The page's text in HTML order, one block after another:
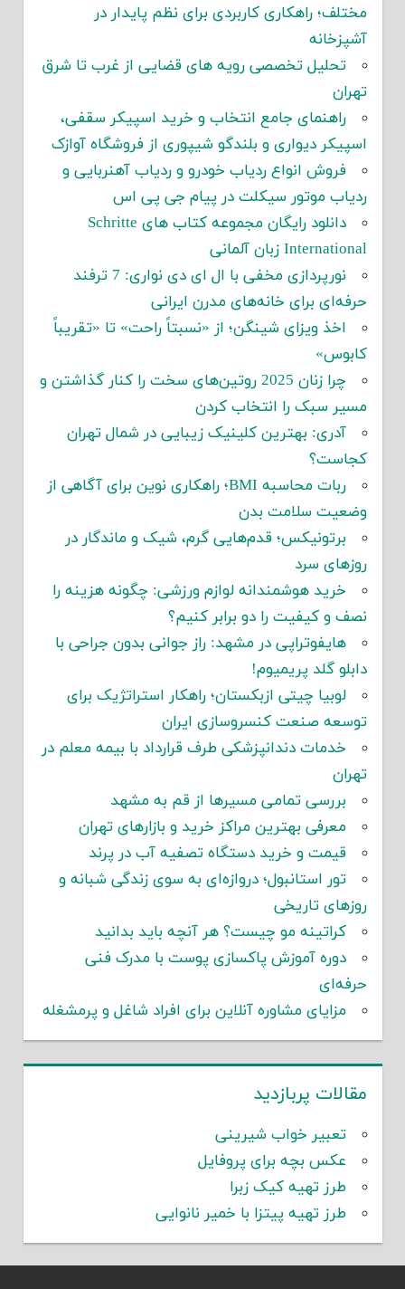
مختلف؛ راهکاری کاربردی برای نظم پایدار در
آشپزخانه
تحلیل تخصصی رویه های قضایی از غرب تا شرق
تهران
راهنمای جامع انتخاب و خرید اسپیکر سقفی،
اسپیکر دیواری و بلندگو شیپوری از فروشگاه آوازک
فروش انواع ردیاب خودرو و ردیاب آهنربایی و
ردیاب موتور سیکلت در پیام جی پی اس
دانلود رایگان مجموعه کتاب های Schritte
International زبان آلمانی
نورپردازی مخفی با ال ای دی نواری: 7 ترفند
حرفه‌ای برای خانه‌های مدرن ایرانی
اخذ ویزای شینگن؛ از «نسبتاً راحت» تا «تقریباً
کابوس»
چرا زنان 2025 روتین‌های سخت را کنار گذاشتن و
مسیر سبک را انتخاب کردن
آدری: بهترین کلینیک زیبایی در شمال تهران
کجاست؟
ربات محاسبه BMI؛ راهکاری نوین برای آگاهی از
وضعیت سلامت بدن
برتونیکس؛ قدم‌هایی گرم، شیک و ماندگار در
روزهای سرد
خرید هوشمندانه لوازم ورزشی: چگونه هزینه را
نصف و کیفیت را دو برابر کنیم؟
هایفوتراپی در مشهد: راز جوانی بدون جراحی با
دابلو گلد پریمیوم!
لوبیا چیتی ازبکستان؛ راهکار استراتژیک برای
توسعه صنعت کنسروسازی ایران
خدمات دندانپزشکی طرف قرارداد با بیمه معلم در
تهران
بررسی تمامی مسیرها از قم به مشهد
معرفی بهترین مراکز خرید و بازارهای تهران
قیمت و خرید دستگاه تصفیه آب در پرند
تور استانبول؛ دروازه‌ای به سوی زندگی شبانه و
روزهای تاریخی
کراتینه مو چیست؟ هر آنچه باید بدانید
دوره آموزش پاکسازی پوست با مدرک فنی
حرفه‌ای
مزایای مشاوره آنلاین برای افراد شاغل و پرمشغله
مقالات پربازدید
تعبیر خواب شیرینی
عکس بچه برای پروفایل
طرز تهیه کیک زبرا
طرز تهیه پیتزا با خمیر نانوایی